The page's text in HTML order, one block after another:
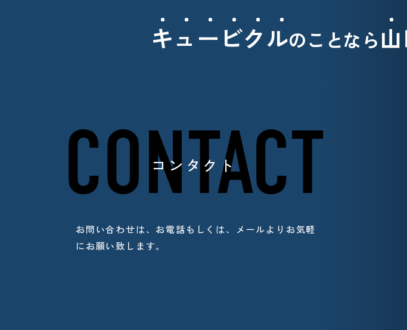
キュービクルのことなら
CONTACT
コンタクト
お問い合わせは、お電話もしくは、
メールよりお気軽
にお願い致します。